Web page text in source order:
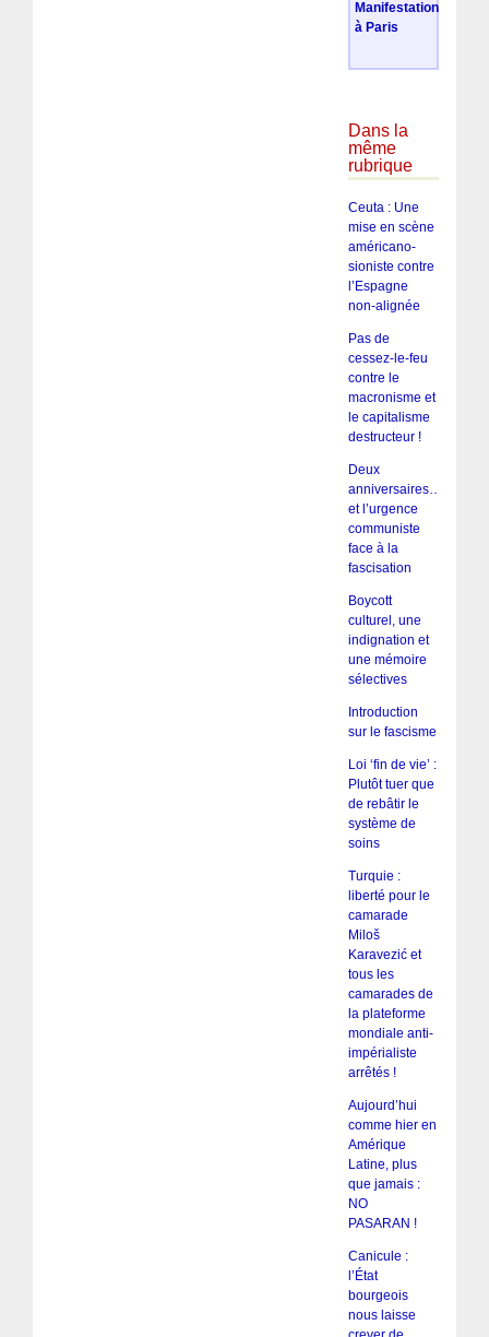
Manifestation
à Paris
Dans la
même
rubrique
Ceuta : Une
mise en scène
américano-
sioniste contre
l’Espagne
non-alignée
Pas de
cessez-le-feu
contre le
macronisme et
le capitalisme
destructeur !
Deux
anniversaires…
et l’urgence
communiste
face à la
fascisation
Boycott
culturel, une
indignation et
une mémoire
sélectives
Introduction
sur le fascisme
Loi ‘fin de vie’ :
Plutôt tuer que
de rebâtir le
système de
soins
Turquie :
liberté pour le
camarade
Miloš
Karavezić et
tous les
camarades de
la plateforme
mondiale anti-
impérialiste
arrêtés !
Aujourd’hui
comme hier en
Amérique
Latine, plus
que jamais :
NO
PASARAN !
Canicule :
l’État
bourgeois
nous laisse